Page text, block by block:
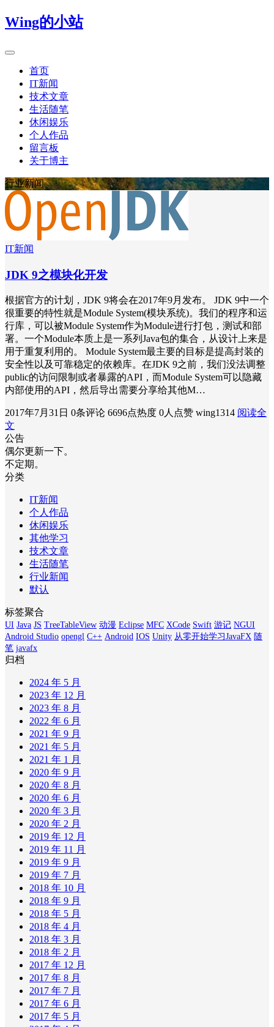
Wing的小站
首页
IT新闻
技术文章
生活随笔
休闲娱乐
个人作品
留言板
关于博主
行业新闻
IT新闻
JDK 9之模块化开发
根据官方的计划，JDK 9将会在2017年9月发布。 JDK 9中一个
很重要的特性就是Module System(模块系统)。我们的程序和运
行库，可以被Module System作为Module进行打包，测试和部
署。一个Module本质上是一系列Java包的集合，从设计上来是
用于重复利用的。 Module System最主要的目标是提高封装的
安全性以及可靠稳定的依赖库。在JDK 9之前，我们没法调整
public的访问限制或者暴露的API，而Module System可以隐藏
内部使用的API，然后导出需要分享给其他M…
2017年7月31日 0条评论 6696点热度 0人点赞 wing1314 阅读全
文
公告
偶尔更新一下。
不定期。
分类
IT新闻
个人作品
休闲娱乐
其他学习
技术文章
生活随笔
行业新闻
默认
标签聚合
UI Java JS TreeTableView 动漫 Eclipse MFC XCode Swift 游记 NGUI
Android Studio opengl C++ Android IOS Unity 从零开始学习JavaFX 随
笔 javafx
归档
2024 年 5 月
2023 年 12 月
2023 年 8 月
2022 年 6 月
2021 年 9 月
2021 年 5 月
2021 年 1 月
2020 年 9 月
2020 年 8 月
2020 年 6 月
2020 年 3 月
2020 年 2 月
2019 年 12 月
2019 年 11 月
2019 年 9 月
2019 年 7 月
2018 年 10 月
2018 年 9 月
2018 年 5 月
2018 年 4 月
2018 年 3 月
2018 年 2 月
2017 年 12 月
2017 年 8 月
2017 年 7 月
2017 年 6 月
2017 年 5 月